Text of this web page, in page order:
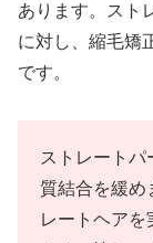
あります。スト
に対し、縮毛矯
です。
ストレートパ
質結合を緩め
レートヘアを